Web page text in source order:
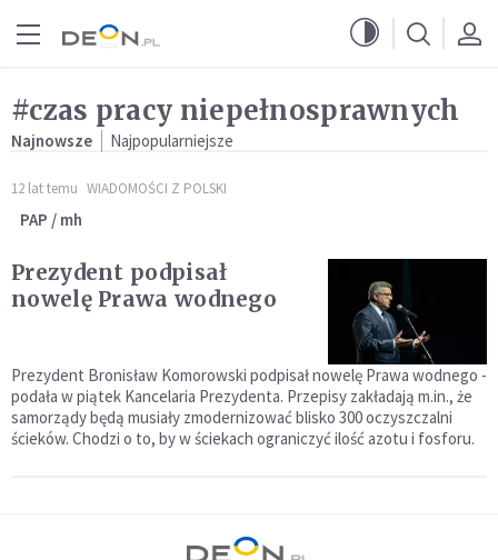
#czas pracy niepełnosprawnych
Najnowsze Najpopularniejsze
12 lat temu WIADOMOŚCI Z POLSKI
PAP / mh
Prezydent podpisał
nowelę Prawa wodnego
Prezydent Bronisław Komorowski podpisał nowelę Prawa wodnego -
podała w piątek Kancelaria Prezydenta. Przepisy zakładają m.in., że
samorządy będą musiały zmodernizować blisko 300 oczyszczalni
ścieków. Chodzi o to, by w ściekach ograniczyć ilość azotu i fosforu.